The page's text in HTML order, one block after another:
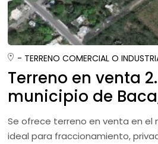
- TERRENO COMERCIAL O
Terreno en venta
municipio de
Se ofrece terreno en venta en el
ideal para fraccionamiento,